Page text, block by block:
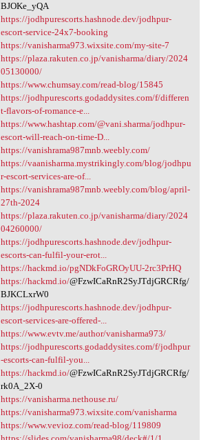
BJOKe_yQA
https://jodhpurescorts.hashnode.dev/jodhpur-
escort-service-24x7-booking
https://vanisharma973.wixsite.com/my-site-7
https://plaza.rakuten.co.jp/vanisharma/diary/2024
05130000/
https://www.chumsay.com/read-blog/15845
https://jodhpurescorts.godaddysites.com/f/differen
t-flavors-of-romance-e...
https://www.hashtap.com/@vani.sharma/jodhpur-
escort-will-reach-on-time-D...
https://vanishrama987mnb.weebly.com/
https://vaanisharma.mystrikingly.com/blog/jodhpu
r-escort-services-are-of...
https://vanishrama987mnb.weebly.com/blog/april-
27th-2024
https://plaza.rakuten.co.jp/vanisharma/diary/2024
04260000/
https://jodhpurescorts.hashnode.dev/jodhpur-
escorts-can-fulfil-your-erot...
https://hackmd.io/pgNDkFoGROyUU-2rc3PrHQ
https://hackmd.io/@FzwICaRnR2SyJTdjGRCRfg/
BJKCLxrW0
https://jodhpurescorts.hashnode.dev/jodhpur-
escort-services-are-offered-...
https://www.evtv.me/author/vanisharma973/
https://jodhpurescorts.godaddysites.com/f/jodhpur
-escorts-can-fulfil-you...
https://hackmd.io/@FzwICaRnR2SyJTdjGRCRfg/
rk0A_2X-0
https://vanisharma.nethouse.ru/
https://vanisharma973.wixsite.com/vanisharma
https://www.vevioz.com/read-blog/119809